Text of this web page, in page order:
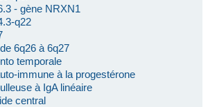
- gène NRXN1
q22
6q26 à 6q27
temporale
immune à la progestérone
à IgA linéaire
central